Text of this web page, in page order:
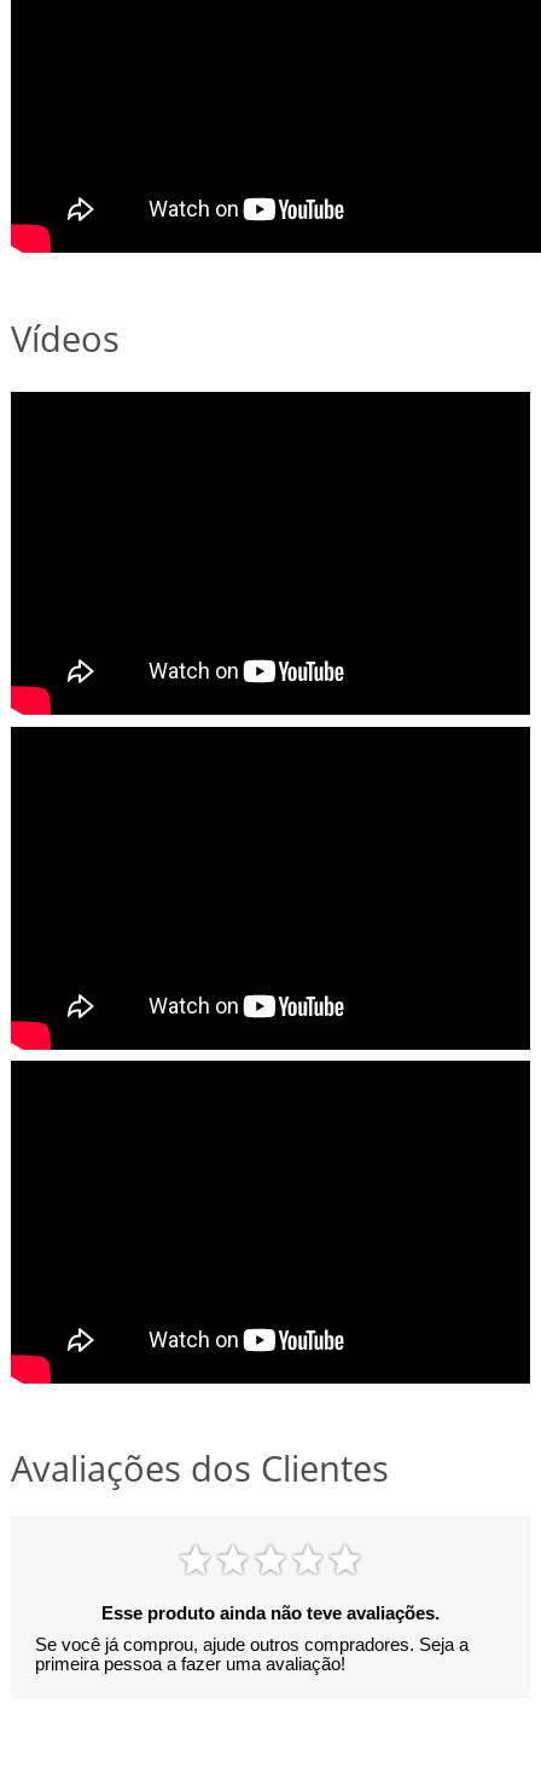
Vídeos
Avaliações dos Clientes
Esse produto ainda não teve avaliações.
Se você já comprou, ajude outros compradores. Seja a
primeira pessoa a fazer uma avaliação!